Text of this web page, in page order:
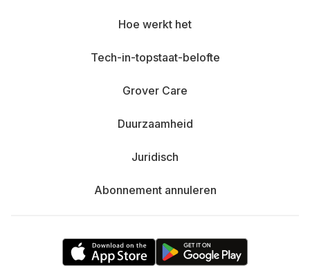
Hoe werkt het
Tech-in-topstaat-belofte
Grover Care
Duurzaamheid
Juridisch
Abonnement annuleren